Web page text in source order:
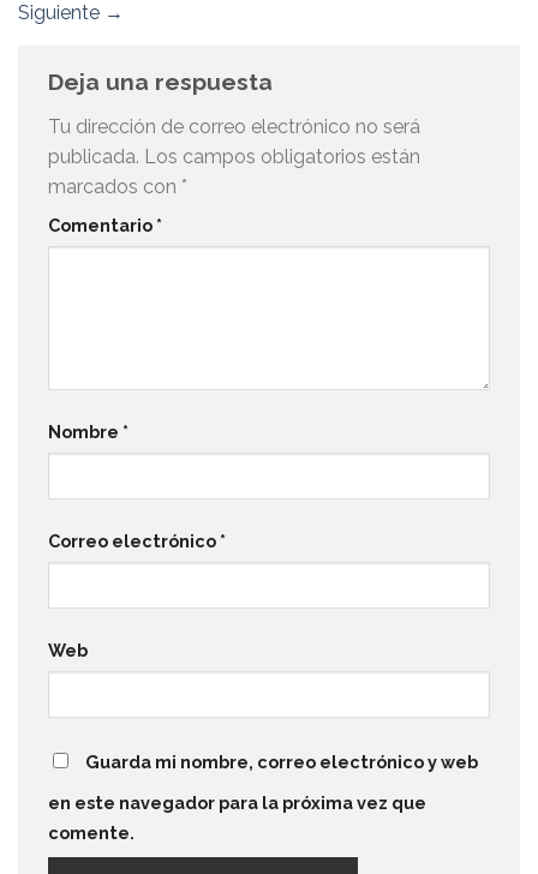
Siguiente →
Deja una respuesta
Tu dirección de correo electrónico no será
publicada. Los campos obligatorios están
marcados con *
Comentario *
Nombre *
Correo electrónico *
Web
Guarda mi nombre, correo electrónico y web
en este navegador para la próxima vez que
comente.